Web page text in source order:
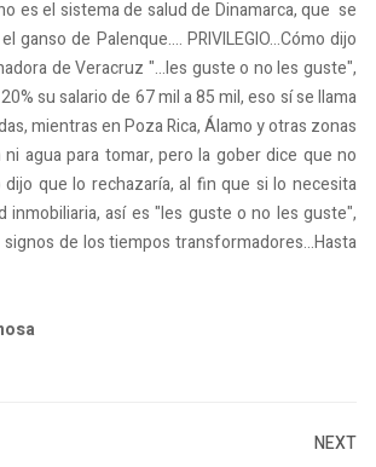
es el sistema de salud de Dinamarca, que se
ganso de Palenque.... PRIVILEGIO...Cómo dijo
de Veracruz "...les guste o no les guste",
su salario de 67 mil a 85 mil, eso sí se llama
mientras en Poza Rica, Álamo y otras zonas
agua para tomar, pero la gober dice que no
que lo rechazaría, al fin que si lo necesita
inmobiliaria, así es "les guste o no les guste",
de los tiempos transformadores...Hasta
NEXT